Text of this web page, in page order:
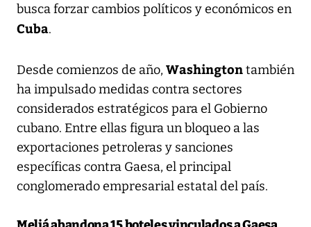
busca forzar cambios políticos y económicos en
Cuba.
Desde comienzos de año, Washingtontambién
ha impulsado medidas contra sectores
considerados estratégicos para el Gobierno
cubano. Entre ellas figura un bloqueo a las
exportaciones petroleras y sanciones
específicas contra Gaesa, el principal
conglomerado empresarial estatal del país.